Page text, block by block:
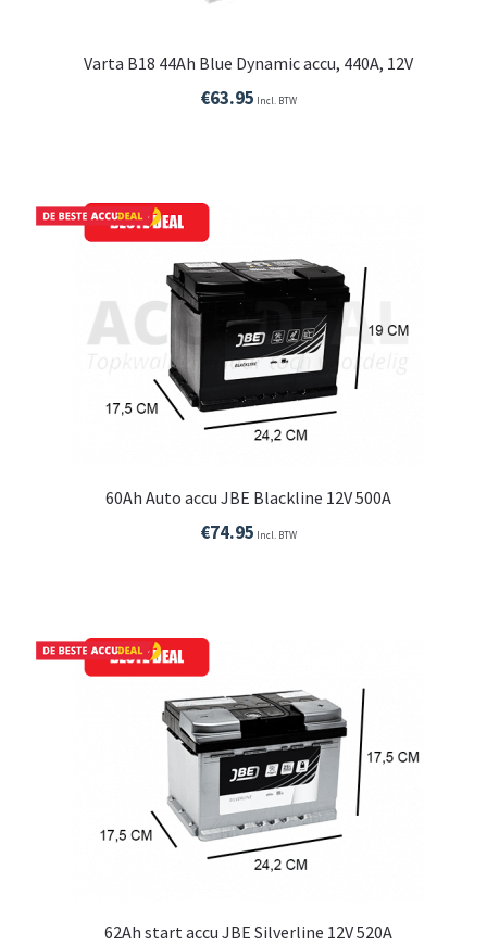
Varta B18 44Ah Blue Dynamic accu, 440A, 12V
€63.95 Incl. BTW
60Ah Auto accu JBE Blackline 12V 500A
€74.95 Incl. BTW
62Ah start accu JBE Silverline 12V 520A